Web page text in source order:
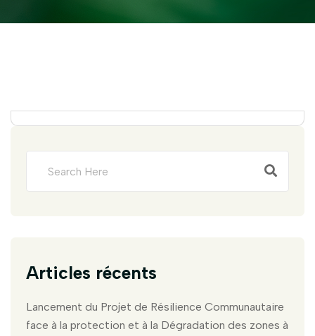
Articles récents
Lancement du Projet de Résilience Communautaire
face à la protection et à la Dégradation des zones à